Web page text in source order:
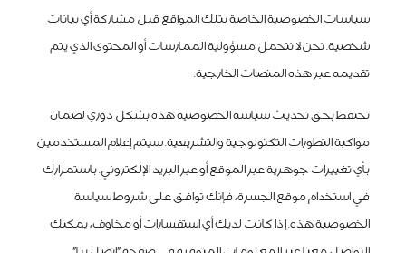
سياسات الخصوصية الخاصة بتلك المواقع قبل مشاركة أي بيانات
شخصية. نحن لا نتحمل مسؤولية الممارسات أو المحتوى الذي يتم
تقديمه عبر هذه المنصات الخارجية.
نحتفظ بحق تحديث سياسة الخصوصية هذه بشكل دوري لضمان
مواكبة التطورات التكنولوجية والتشريعية. سيتم إعلام المستخدمين
بأي تغييرات جوهرية عبر الموقع أو عبر البريد الإلكتروني. باستمرارك
في استخدام موقع الجسرة، فإنك توافق على شروط سياسة
الخصوصية هذه. إذا كانت لديك أي استفسارات أو مخاوف، يمكنك
التواصل معنا عبر المعلومات المتوفرة في صفحة "اتصل بنا".